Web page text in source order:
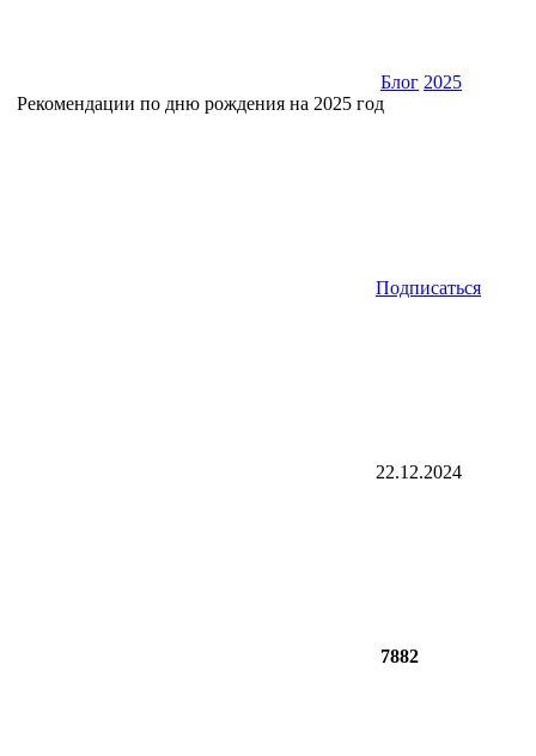
Блог 2025
Рекомендации по дню рождения на 2025 год
Подписаться
22.12.2024
7882